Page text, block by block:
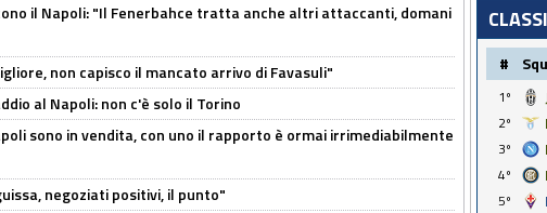
il Napoli: "Il Fenerbahce tratta anche altri attaccanti, domani
non capisco il mancato arrivo di Favasuli"
al Napoli: non c'è solo il Torino
sono in vendita, con uno il rapporto è ormai irrimediabilmente
negoziati positivi, il punto"
#
1º
2º
3º
4º
5º